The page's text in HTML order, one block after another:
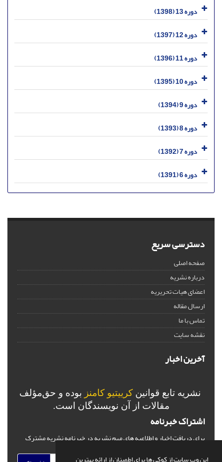
این وب سایت از کوکی ها برای اطمینان از ارائه بهترین
دوره 13 (1398)
دوره 12 (1397)
دوره 11 (1396)
دوره 10 (1395)
دوره 9 (1394)
دوره 8 (1393)
دوره 7 (1392)
دوره 6 (1391)
دسترسی سریع
صفحه اصلی
درباره نشریه
اعضای هیات تحریریه
ارسال مقاله
تماس با ما
نقشه سایت
آخرین اخبار
نشریه تابع قوانین کرییتیو کامنز بوده و حق‌مؤلف
مقالات از آن نویسندگان است.
اشتراک خبرنامه
برای دریافت اخبار و اطلاعیه های مهم نشریه در خبرنامه نشریه مشترک